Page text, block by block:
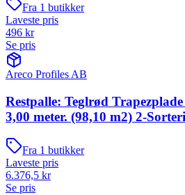
Fra 1 butikker
Laveste pris
496 kr
Se pris
Areco Profiles AB
Restpalle: Teglrød
3,00 meter. (98,10 m2) 2-
Fra 1 butikker
Laveste pris
6.376,5 kr
Se pris